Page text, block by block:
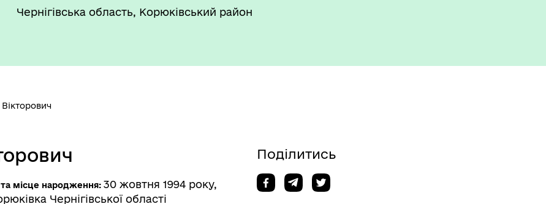
профіль Рішення виконавчого комітету
Чернігівська область, Корюківський район
місце народження: 30 жовтня 1994 року,
Чернігівської області
Поділитись